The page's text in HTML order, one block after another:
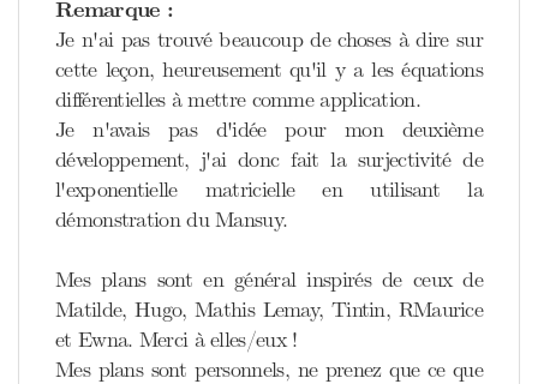
Remarque :
Je n'ai pas trouvé beaucoup de choses à dire sur
cette leçon, heureusement qu'il y a les équations
différentielles à mettre comme application.
Je n'avais pas d'idée pour mon deuxième
développement, j'ai donc fait la surjectivité de
l'exponentielle matricielle en utilisant la
démonstration du Mansuy.
Mes plans sont en général inspirés de ceux de
Matilde, Hugo, Mathis Lemay, Tintin, RMaurice
et Ewna. Merci à elles/eux !
Mes plans sont personnels, ne prenez que ce que